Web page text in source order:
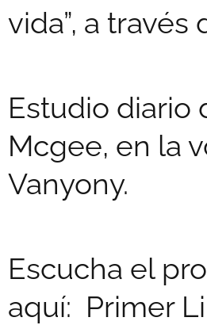
vida”, a
Estudio diario
Mcgee, en la
Vanyony.
Escucha el
aquí: Primer